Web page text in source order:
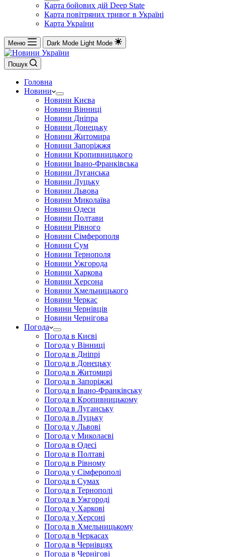
Карта бойових дій Deep State
Карта повітряних тривог в Україні
Карта України
Меню Dark Mode Light Mode
Пошук
Головна
Новини
Новини Києва
Новини Вінниці
Новини Дніпра
Новини Донецьку
Новини Житомира
Новини Запоріжжя
Новини Кропивницького
Новини Івано-Франківська
Новини Луганська
Новини Луцьку
Новини Львова
Новини Миколаїва
Новини Одеси
Новини Полтави
Новини Рівного
Новини Сімферополя
Новини Сум
Новини Тернополя
Новини Ужгорода
Новини Харкова
Новини Херсона
Новини Хмельницького
Новини Черкас
Новини Чернівців
Новини Чернігова
Погода
Погода в Києві
Погода у Вінниці
Погода в Дніпрі
Погода в Донецьку
Погода в Житомирі
Погода в Запоріжжі
Погода в Івано-Франківську
Погода в Кропивницькому
Погода в Луганську
Погода в Луцьку
Погода у Львові
Погода у Миколаєві
Погода в Одесі
Погода в Полтаві
Погода в Рівному
Погода у Сімферополі
Погода в Сумах
Погода в Тернополі
Погода в Ужгороді
Погода у Харкові
Погода у Херсоні
Погода в Хмельницькому
Погода в Черкасах
Погода в Чернівцях
Погода в Чернігові